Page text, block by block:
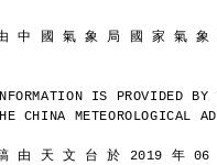
中 國 氣 象 局 國 家 氣 象
IS PROVIDED BY
CHINA METEOROLOGICAL
由 天 文 台 於 2019 年